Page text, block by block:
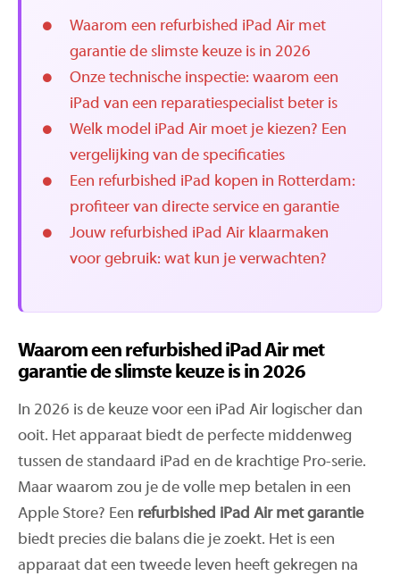
Waarom een refurbished iPad Air met
garantie de slimste keuze is in 2026
Onze technische inspectie: waarom een
iPad van een reparatiespecialist beter is
Welk model iPad Air moet je kiezen? Een
vergelijking van de specificaties
Een refurbished iPad kopen in Rotterdam:
profiteer van directe service en garantie
Jouw refurbished iPad Air klaarmaken
voor gebruik: wat kun je verwachten?
Waarom een refurbished iPad Air met
garantie de slimste keuze is in 2026
In 2026 is de keuze voor een iPad Air logischer dan
ooit. Het apparaat biedt de perfecte middenweg
tussen de standaard iPad en de krachtige Pro-serie.
Maar waarom zou je de volle mep betalen in een
Apple Store? Een refurbished iPad Air met garantie
biedt precies die balans die je zoekt. Het is een
apparaat dat een tweede leven heeft gekregen na